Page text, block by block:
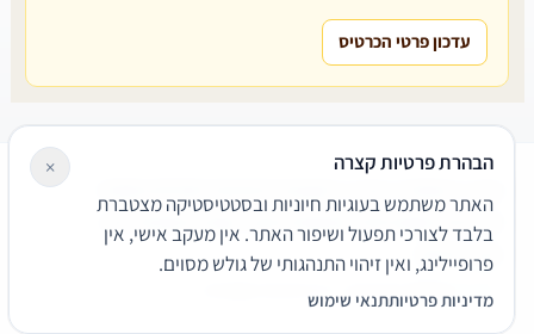
עדכון פרטי הכרטיס
שירותים משפטיים
דרושים צור קשר נגישותפרטיות
תנאי שימוש
© 2026 הפירמה. כל הזכויות שמורות.
הבהרת פרטיות קצרה
האתר משתמש בעוגיות חיוניות ובסטטיסטיקה מצטברת
בלבד לצורכי תפעול ושיפור האתר. אין מעקב אישי, אין
פרופיילינג, ואין זיהוי התנהגותי של גולש מסוים.
מדיניות פרטיותתנאי שימוש
×